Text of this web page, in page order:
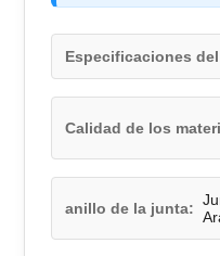
Especificaciones
Calidad de los
anillo de la junta: